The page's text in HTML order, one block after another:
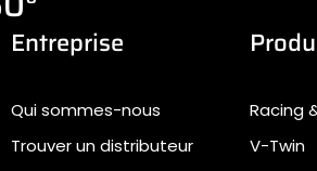
Entreprise
Qui sommes-nous
Trouver un distributeur
Racing
V-Twin